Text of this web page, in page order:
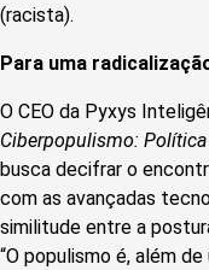
(racista).
Para uma
O CEO da Pyxys
Ciberpopulismo:
busca decifrar o
com as avançadas
similitude entre a
“O populismo é, além